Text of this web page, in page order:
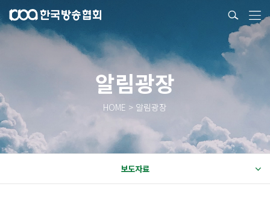
알림광장
HOME > 알림광장
보도자료